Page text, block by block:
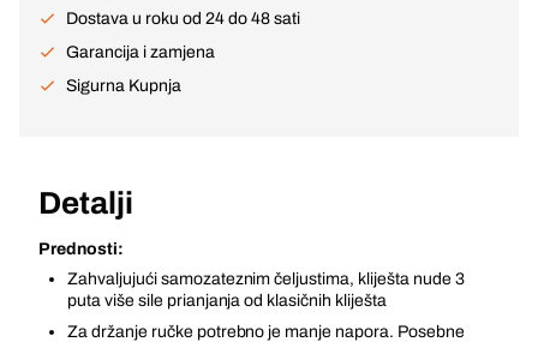
Dostava u roku od 24 do 48 sati
Garancija i zamjena
Sigurna Kupnja
Detalji
Prednosti:
Zahvaljujući samozateznim čeljustima, kliješta nude 3
puta više sile prianjanja od klasičnih kliješta
Za držanje ručke potrebno je manje napora. Posebne